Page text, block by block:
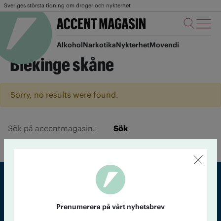
Sveriges största tidning om droger och nykterhet
AlkoholNarkotikaNykterhetMovendi
Blekinge skåne
Sorry, no results were found.
Sök
Prenumerera på vårt nyhetsbrev